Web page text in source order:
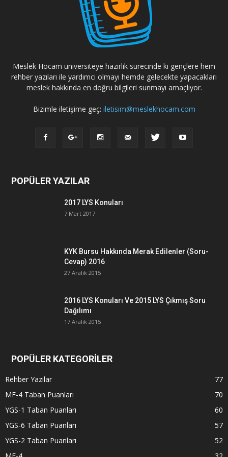
Meslek Hocam üniversiteye hazırlık sürecinde ki gençlere hem
rehber yazıları ile yardımcı olmayı hemde gelecekte yapacakları
meslek hakkında en doğru bilgileri sunmayı amaçlıyor.
Bizimle iletişime geç: iletisim@meslekhocam.com
POPÜLER YAZILAR
2017 LYS Konuları
7 Mart 2017
KYK Bursu Hakkında Merak Edilenler (Soru-
Cevap) 2016
27 Aralık 2015
2016 LYS Konuları Ve 2015 LYS Çıkmış Soru
Dağılımı
17 Aralık 2015
POPÜLER KATEGORİLER
Rehber Yazılar
77
MF-4 Taban Puanları
70
YGS-1 Taban Puanları
60
YGS-6 Taban Puanları
57
YGS-2 Taban Puanları
52